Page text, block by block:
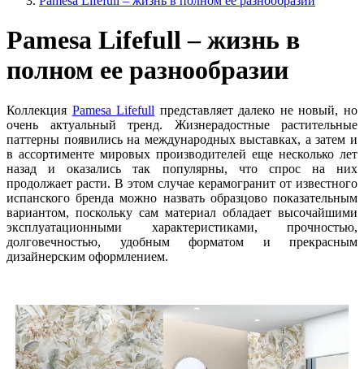
Pamesa Lifefull – жизнь в
полном ее разнообразии
Коллекция Pamesa Lifefull представляет далеко не новый, но
очень актуальный тренд. Жизнерадостные растительные
паттерны появились на международных выставках, а затем и
в ассортименте мировых производителей еще несколько лет
назад и оказались так популярны, что спрос на них
продолжает расти. В этом случае керамогранит от известного
испанского бренда можно назвать образцово показательным
вариантом, поскольку сам материал обладает высочайшими
эксплуатационными характеристиками, прочностью,
долговечностью, удобным форматом и прекрасным
дизайнерским оформлением.